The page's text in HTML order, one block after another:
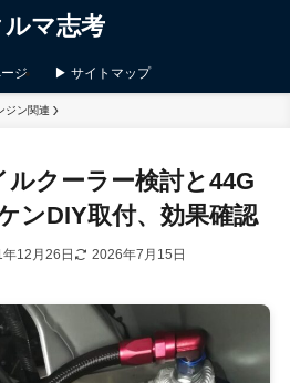
ルマ志考
ジ ▶ サイトマップ
ジン関連
ルクーラー検討と44G
ンDIY取付、効果確認
12月26日 2026年7月15日